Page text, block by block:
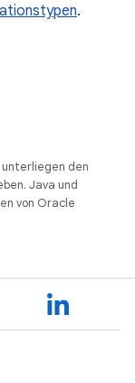
.
den
Java und
von Oracle